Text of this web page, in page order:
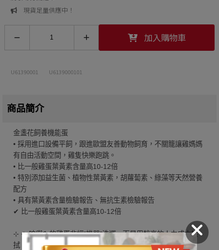
現貨足量供應中！
加入購物車
U61390001 U6139000101
商品簡介
金盞花飼養機能蛋
• 採用進口設備平飼，跟進歐盟友善動物飼育，不關籠讓雞媽媽
有自由活動空間，雞隻快樂跑跳。
• 比一般雞蛋葉黃素含量高10-12倍
• 特別添加益生菌、植物性葉黃素，胡蘿蔔素、綠藻等天然營養
配方
• 具有葉黃素含量檢驗報告、無抗生素檢驗報告
✔ 比一般雞蛋葉黃素含量高10-12倍
⊹ ⊹ 咱兜ㄟ的雞蛋非經"機器"洗選，而是用較高的人力成本擦
拭，不破壞蛋殼原本的保護膜！